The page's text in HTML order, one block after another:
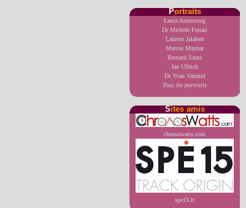
Portraits
Lance Armstrong
Dr Michele Ferrari
Laurent Jalabert
Marcos Maynar
Bernard Sainz
Jan Ullrich
Dr Yvan Vanmol
Tous les portraits
Sites amis
chronowatts.com
spe15.fr